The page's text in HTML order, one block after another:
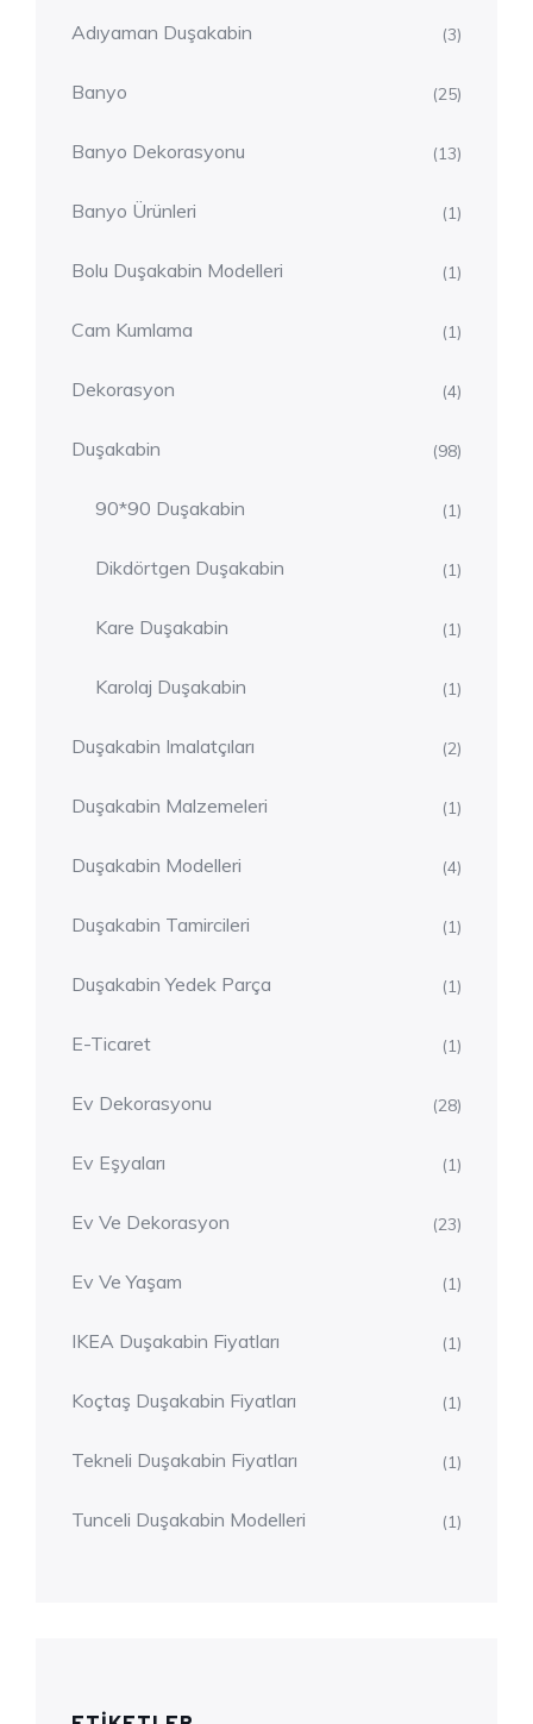
Adıyaman Duşakabin (3)
Banyo (25)
Banyo Dekorasyonu (13)
Banyo Ürünleri (1)
Bolu Duşakabin Modelleri (1)
Cam Kumlama (1)
Dekorasyon (4)
Duşakabin (98)
90*90 Duşakabin (1)
Dikdörtgen Duşakabin (1)
Kare Duşakabin (1)
Karolaj Duşakabin (1)
Duşakabin Imalatçıları (2)
Duşakabin Malzemeleri (1)
Duşakabin Modelleri (4)
Duşakabin Tamircileri (1)
Duşakabin Yedek Parça (1)
E-Ticaret (1)
Ev Dekorasyonu (28)
Ev Eşyaları (1)
Ev Ve Dekorasyon (23)
Ev Ve Yaşam (1)
IKEA Duşakabin Fiyatları (1)
Koçtaş Duşakabin Fiyatları (1)
Tekneli Duşakabin Fiyatları (1)
Tunceli Duşakabin Modelleri (1)